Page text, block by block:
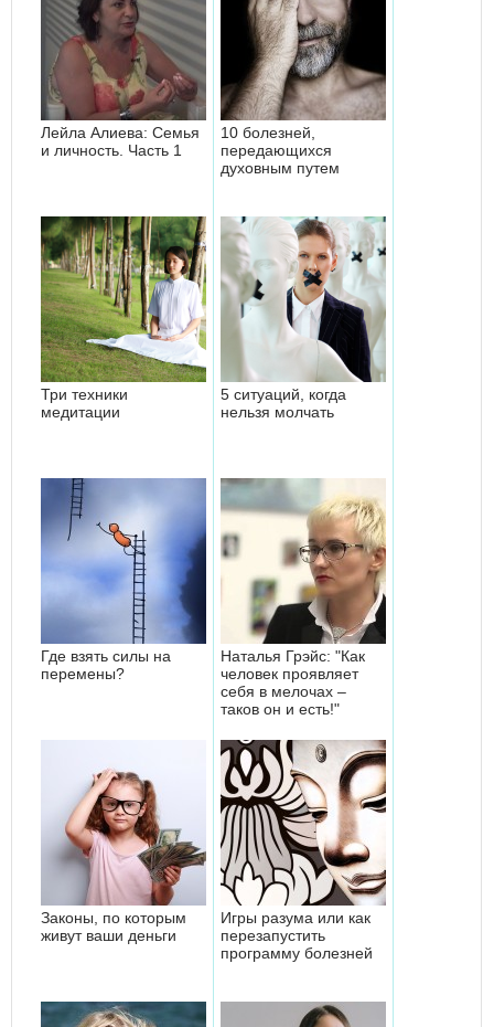
Лейла Алиева: Семья
и личность. Часть 1
10 болезней,
передающихся
духовным путем
Три техники
медитации
5 ситуаций, когда
нельзя молчать
Где взять силы на
перемены?
Наталья Грэйс: "Как
человек проявляет
себя в мелочах –
таков он и есть!"
Законы, по которым
живут ваши деньги
Игры разума или как
перезапустить
программу болезней